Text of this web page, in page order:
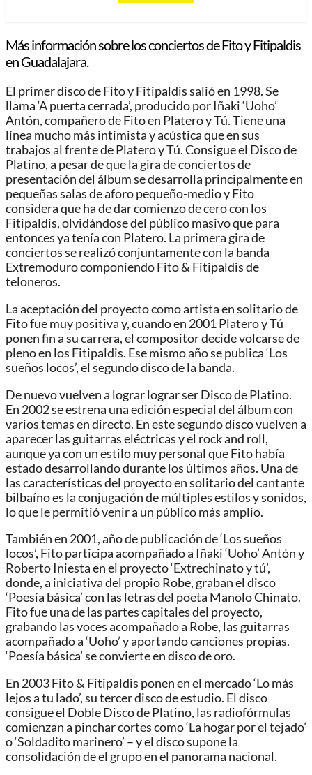
Más información sobre los conciertos de Fito y Fitipaldis
en Guadalajara.
El primer disco de Fito y Fitipaldis salió en 1998. Se
llama ‘A puerta cerrada’, producido por Iñaki ‘Uoho’
Antón, compañero de Fito en Platero y Tú. Tiene una
línea mucho más intimista y acústica que en sus
trabajos al frente de Platero y Tú. Consigue el Disco de
Platino,​ a pesar de que la gira de conciertos de
presentación del álbum se desarrolla principalmente en
pequeñas salas de aforo pequeño-medio y Fito
considera que ha de dar comienzo de cero con los
Fitipaldis, olvidándose del público masivo que para
entonces ya tenía con Platero. La primera gira de
conciertos se realizó conjuntamente con la banda
Extremoduro componiendo Fito & Fitipaldis de
teloneros.
La aceptación del proyecto como artista en solitario de
Fito fue muy positiva y, cuando en 2001 Platero y Tú
ponen fin a su carrera, el compositor decide volcarse de
pleno en los Fitipaldis. Ese mismo año se publica ‘Los
sueños locos’, el segundo disco de la banda.
De nuevo vuelven a lograr lograr ser Disco de Platino.
En 2002 se estrena una edición especial del álbum con
varios temas en directo. En este segundo disco vuelven a
aparecer las guitarras eléctricas y el rock and roll,
aunque ya con un estilo muy personal que Fito había
estado desarrollando durante los últimos años. Una de
las características del proyecto en solitario del cantante
bilbaíno es la conjugación de múltiples estilos y sonidos,
lo que le permitió venir a un público más amplio.
También en 2001, año de publicación de ‘Los sueños
locos’, Fito participa acompañado a Iñaki ‘Uoho’ Antón y
Roberto Iniesta en el proyecto ‘Extrechinato y tú’,
donde, a iniciativa del propio Robe, graban el disco
‘Poesía básica’ con las letras del poeta Manolo Chinato.
Fito fue una de las partes capitales del proyecto,
grabando las voces acompañado a Robe, las guitarras
acompañado a ‘Uoho’ y aportando canciones propias.
‘Poesía básica’ se convierte en disco de oro.
En 2003 Fito & Fitipaldis ponen en el mercado ‘Lo más
lejos a tu lado’, su tercer disco de estudio. El disco
consigue el Doble Disco de Platino,​ las radiofórmulas
comienzan a pinchar cortes como ‘La hogar por el tejado’
o ‘Soldadito marinero’ – y el disco supone la
consolidación de el grupo en el panorama nacional.